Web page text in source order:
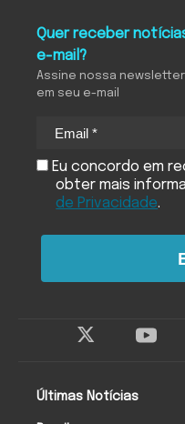
Últimas Notícias
Quer receber
e-mail?
Assine nossa
em seu e-mail
Eu concordo em
obter mais
de Privacidade.